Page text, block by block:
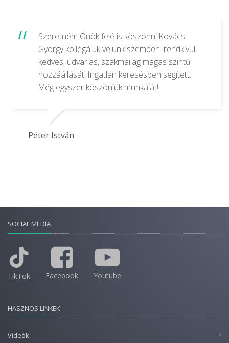
Szeretném Önök felé is köszönni Kovács
György kollégájuk velünk szembeni rendkívül
kedves, udvarias, szakmailag magas szintű
hozzáállását! Ingatlan keresésben segített.
Még egyszer köszönjük munkáját!
Péter István
SOCIAL MEDIA
TikTok Facebook Youtube
HASZNOS LINKEK
Videók